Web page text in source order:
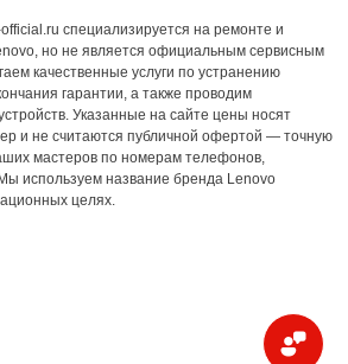
специализируется на ремонте и
но не является официальным сервисным
качественные услуги по устранению
гарантии, а также проводим
Указанные на сайте цены носят
и не считаются публичной офертой — точную
мастеров по номерам телефонов,
используем название бренда Lenovo
целях.